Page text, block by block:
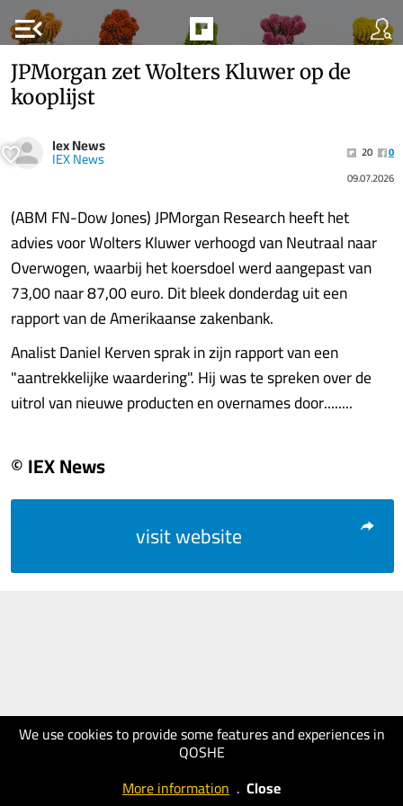
menu_open
We use cookies to provide some features and experiences in
QOSHE
More information . Close
JPMorgan zet Wolters Kluwer op de
kooplijst
Iex News
IEX News 20
0
09.07.2026
(ABM FN-Dow Jones) JPMorgan Research heeft het
advies voor Wolters Kluwer verhoogd van Neutraal naar
Overwogen, waarbij het koersdoel werd aangepast van
73,00 naar 87,00 euro. Dit bleek donderdag uit een
rapport van de Amerikaanse zakenbank.
Analist Daniel Kerven sprak in zijn rapport van een
"aantrekkelijke waardering". Hij was te spreken over de
uitrol van nieuwe producten en overnames door........
© IEX News
visit website